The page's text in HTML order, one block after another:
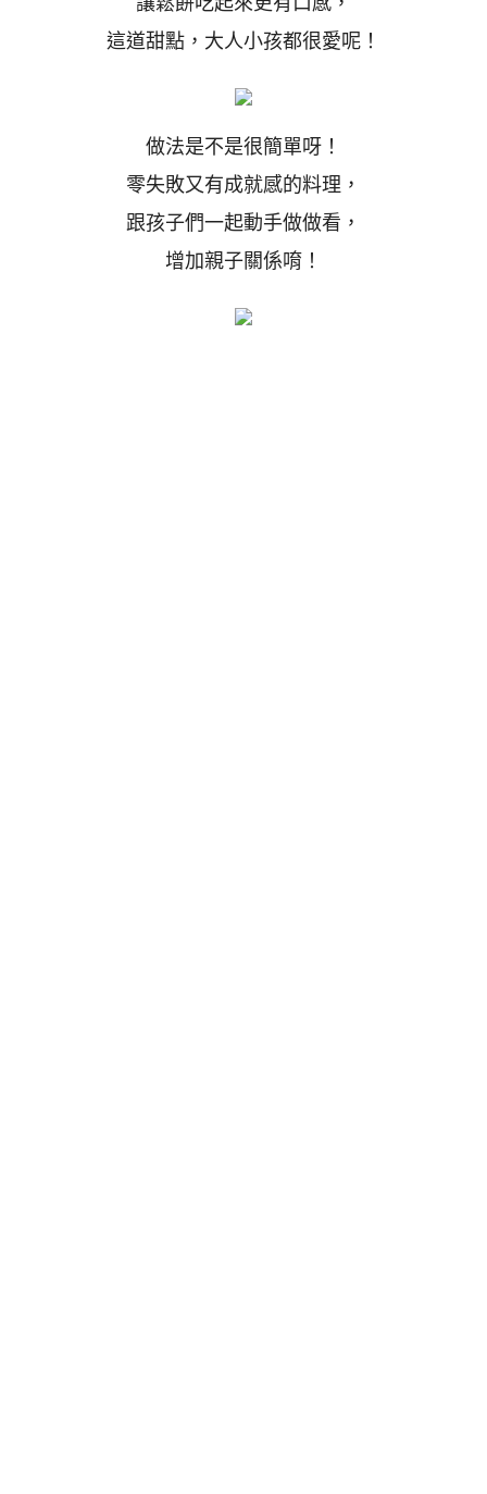
這道甜點，大人小孩都很愛呢！
做法是不是很簡單呀！
零失敗又有成就感的料理，
跟孩子們一起動手做做看，
增加親子關係唷！